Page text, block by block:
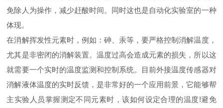
免除人为操作，减少赶酸时间。同时这也是自动化实验室的一种
体现。
在消解挥发性元素时，例如：砷、汞等，要严格控制消解温度，
尤其是非密闭的消解装置。温度过高会造成元素的损失，所以这
就需要一个实时的温度监测和控制系统。目前外接温度传感器对
消解液体温度的实时反馈，是非常好的一个应用前景，它能够帮
主实验人员掌握测定不同元素时，该如何设定合理的温度!避免